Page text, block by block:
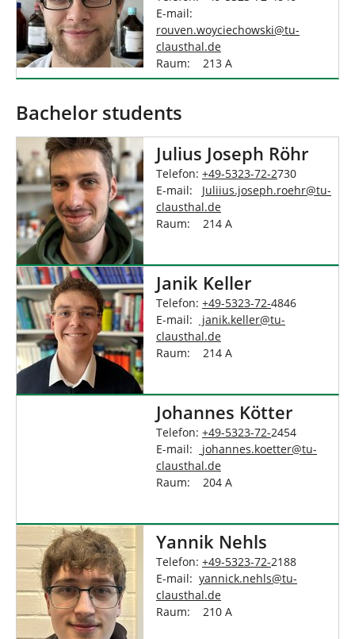
E-mail:
rouven.woyciechowski@tu-
clausthal.de
Raum: 213 A
Bachelor students
Julius Joseph Röhr
Telefon: +49-5323-72-2730
E-mail: Juliius.joseph.roehr@tu-
clausthal.de
Raum: 214 A
Janik Keller
Telefon: +49-5323-72-4846
E-mail:
janik.keller@tu-
clausthal.de
Raum: 214 A
Johannes Kötter
Telefon: +49-5323-72-2454
E-mail:
johannes.koetter@tu-
clausthal.de
Raum: 204 A
Yannik Nehls
Telefon: +49-5323-72-2188
E-mail: yannick.nehls@tu-
clausthal.de
Raum: 210 A